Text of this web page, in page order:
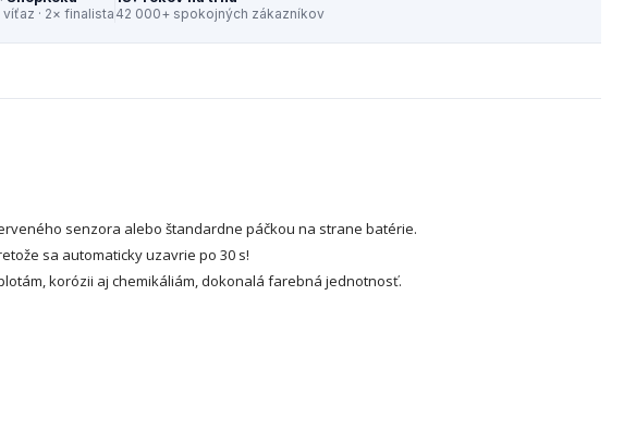
víťaz · 2× finalista 42 000+ spokojných zákazníkov
senzora alebo štandardne páčkou na strane batérie.
sa automaticky uzavrie po 30 s!
korózii aj chemikáliám, dokonalá farebná jednotnosť.